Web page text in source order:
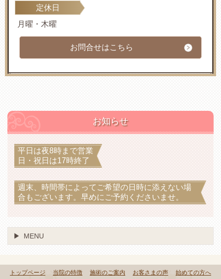
定休日
月曜・木曜
お問合せはこちら
お知らせ
平日は夜8時まで営業
日・祝日は17時終了
週末、時間帯によってご希望の日時に添えない場
合もございます。早めにご予約くださいませ。
MENU
トップページ 当院の特徴 施術のご案内 お客さまの声
始めての方へ